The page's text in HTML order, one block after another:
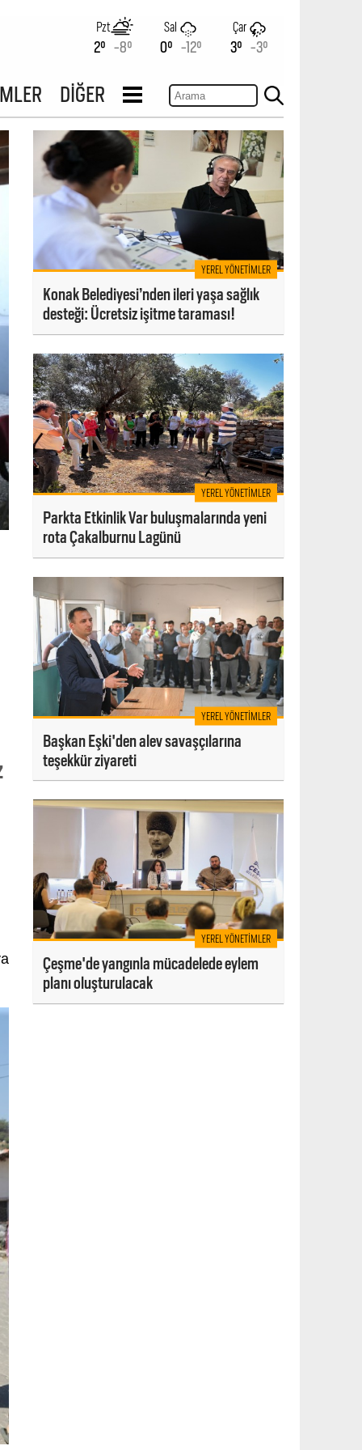
Pzt
2° -8°
Sal
0° -12°
Çar
3° -3°
DİĞER
YEREL YÖNETIMLER
Konak Belediyesi’nden ileri yaşa sağlık
desteği: Ücretsiz işitme taraması!
YEREL YÖNETIMLER
Parkta Etkinlik Var buluşmalarında yeni
rota Çakalburnu Lagünü
YEREL YÖNETIMLER
Başkan Eşki'den alev savaşçılarına
teşekkür ziyareti
YEREL YÖNETIMLER
Çeşme'de yangınla mücadelede eylem
planı oluşturulacak